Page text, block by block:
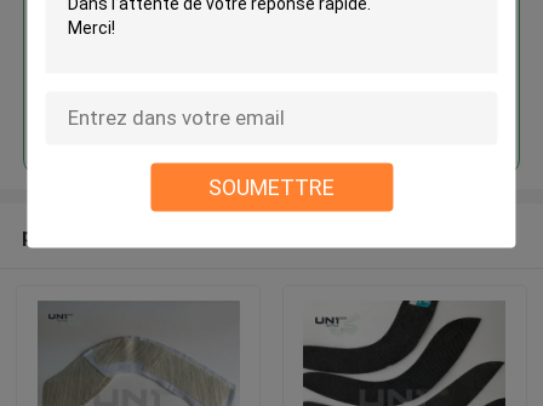
SOUMETTRE
costume
Continuer
produits recommandés